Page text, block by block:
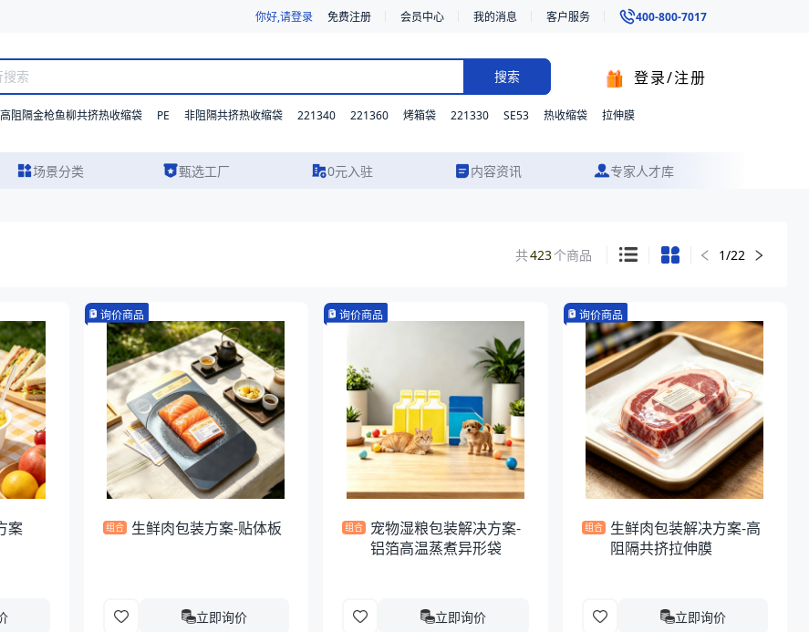
你好,请登录 免费注册 会员中心 我的消息 客户服务 400-800-7017
搜索 登录/注册
阻隔金枪鱼柳共挤热收缩袋 PE 非阻隔共挤热收缩袋 221340 221360 烤箱袋 221330 SE53 热收缩袋 拉伸膜
场景分类 甄选工厂 0元入驻 内容资讯 专家人才库
共423个商品 1/22
案
询价商品
组合 生鲜肉包装方案-贴体板
立即询价
询价商品
组合 宠物湿粮包装解决方案-
铝箔高温蒸煮异形袋
立即询价
询价商品
组合
生鲜肉包装解决方案-高
阻隔共挤拉伸膜
立即询价